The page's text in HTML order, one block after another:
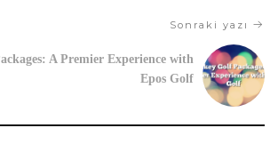
Sonraki yazı
A Premier Experience with
Epos Golf